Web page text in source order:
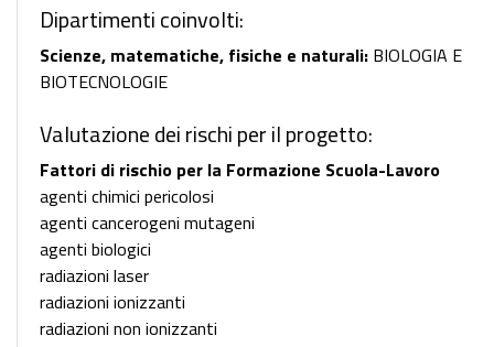
Dipartimenti coinvolti:
Scienze, matematiche, fisiche e naturali: BIOLOGIA E
BIOTECNOLOGIE
Valutazione dei rischi per il progetto:
Fattori di rischio per la Formazione Scuola-Lavoro
agenti chimici pericolosi
agenti cancerogeni mutageni
agenti biologici
radiazioni laser
radiazioni ionizzanti
radiazioni non ionizzanti